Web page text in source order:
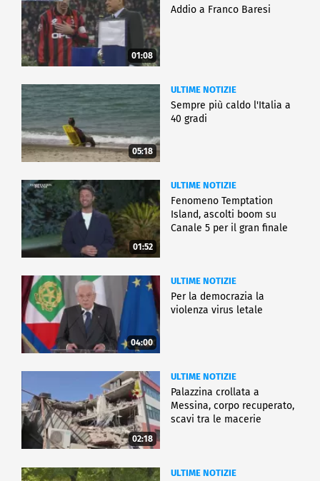
01:08
Addio a Franco Baresi
05:18
ULTIME NOTIZIE
Sempre più caldo l'Italia a
40 gradi
01:52
ULTIME NOTIZIE
Fenomeno Temptation
Island, ascolti boom su
Canale 5 per il gran finale
04:00
ULTIME NOTIZIE
Per la democrazia la
violenza virus letale
02:18
ULTIME NOTIZIE
Palazzina crollata a
Messina, corpo recuperato,
scavi tra le macerie
ULTIME NOTIZIE